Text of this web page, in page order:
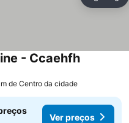
- Ccaehfh
de Centro da cidade
Ver preços